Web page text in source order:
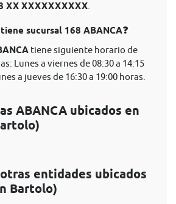
XX XXXXXXXXXX
sucursal 168 ABANCA❓
tiene siguiente horario de
Lunes a viernes de 08:30 a 14:15
a jueves de 16:30 a 19:00 horas.
ABANCA ubicados en
entidades ubicados
Bartolo)